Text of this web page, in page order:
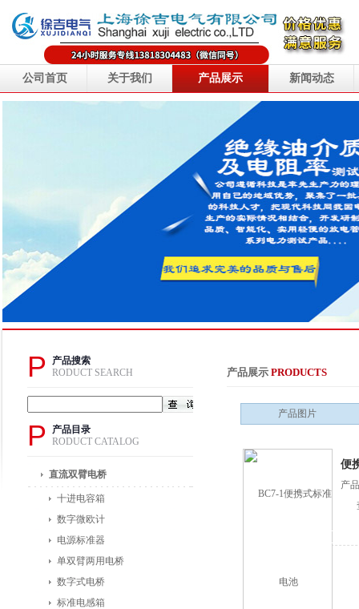
公司首页 关于我们 产品展示 新闻动态
P
产品搜索
RODUCT SEARCH
P
产品目录
RODUCT CATALOG
直流双臂电桥
十进电容箱
数字微欧计
电源标准器
单双臂两用电桥
数字式电桥
标准电感箱
产品展示 PRODUCTS
产品图片
便
产